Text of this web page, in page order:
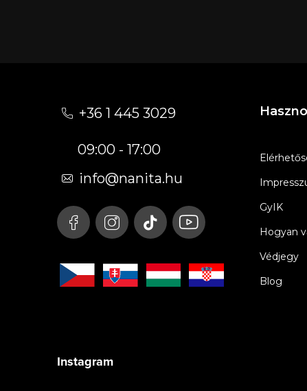
+36 1 445 3029
09:00 - 17:00
info@nanita.hu
GyIK
Hogyan
Védjegy
Blog
Instagram